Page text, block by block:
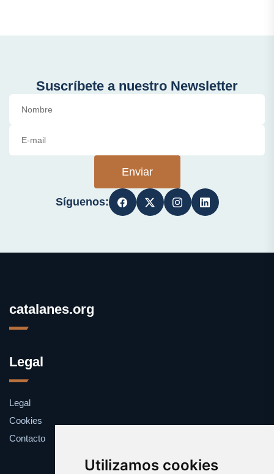
Utilizamos cookies
Suscríbete a nuestro Newsletter
Enviar
Síguenos:
catalanes.org
Legal
Legal
Cookies
Contacto